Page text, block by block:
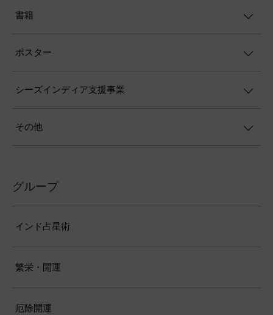
書籍
ポスター
シーズインディア支援事業
その他
グループ
インド占星術
繁栄・開運
厄除開運